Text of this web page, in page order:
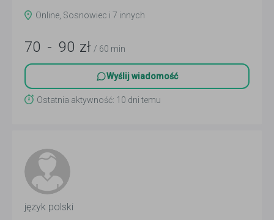
Online, Sosnowiec i 7 innych
70 - 90 zł / 60 min
Wyślij wiadomość
Ostatnia aktywność: 10 dni temu
język polski